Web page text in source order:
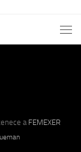
a FEMEXER